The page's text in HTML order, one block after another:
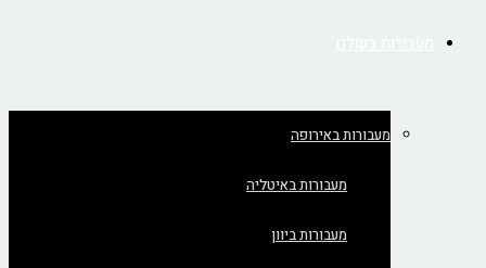
מעבורות באירופה
מעבורות באיטליה
מעבורות ביוון